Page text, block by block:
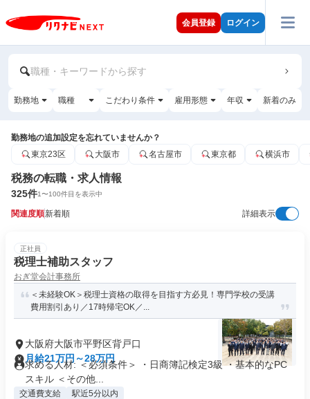
会員登録 ログイン
職種・キーワードから探す
勤務地 職種 こだわり条件 雇用形態 年収 新着のみ
勤務地の追加設定を忘れていませんか？
東京23区
大阪市 名古屋市 東京都 横浜市
税務の転職・求人情報
325件1〜100件目を表示中
関連度順新着順 詳細表示
正社員
税理士補助スタッフ
おぎ堂会計事務所
＜未経験OK＞税理士資格の取得を目指す方必見！専門学校の受講
費用割引あり／17時帰宅OK／...
大阪府大阪市平野区背戸口
月給21万円～28万円
求める人材: ＜必須条件＞ ・日商簿記検定3級 ・基本的なPC
スキル ＜その他...
交通費支給 駅近5分以内